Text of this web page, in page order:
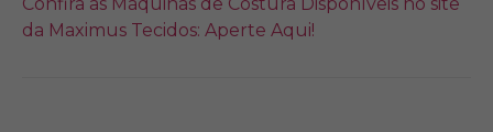
da Maximus Tecidos: Aperte Aqui!